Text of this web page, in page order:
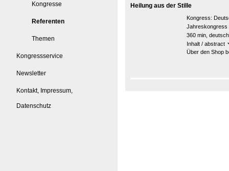
Kongresse
Referenten
Themen
Kongressservice
Newsletter
Kontakt, Impressum,
Datenschutz
Heilung aus der Stille
Kongress:
Jahreskongress
360 min, deutsch
Inhalt / abstract
Über den Shop